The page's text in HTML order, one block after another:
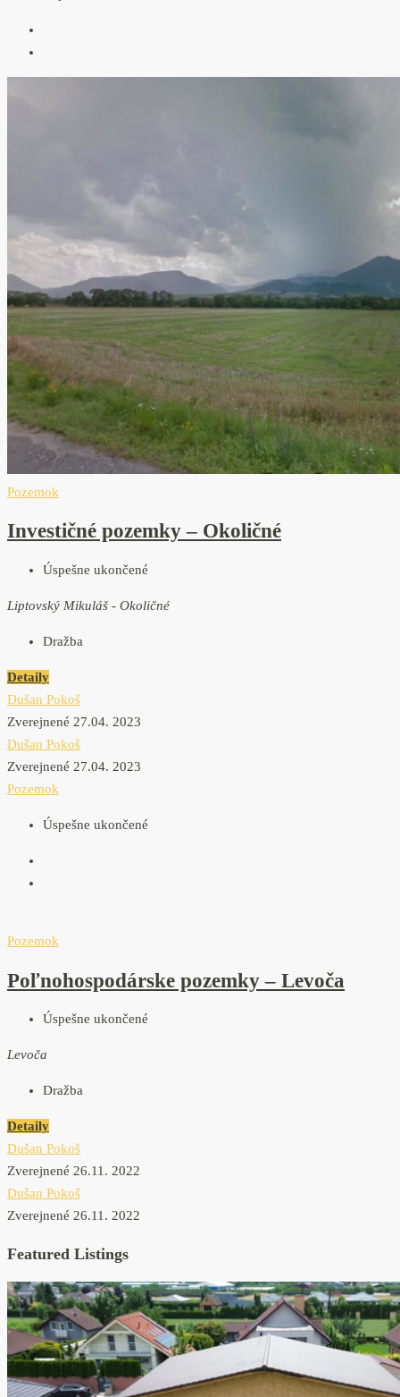
Pozemok
Investičné pozemky – Okoličné
Úspešne ukončené
Liptovský Mikuláš - Okoličné
Dražba
Detaily
Dušan Pokoš
Zverejnené 27.04. 2023
Dušan Pokoš
Zverejnené 27.04. 2023
Pozemok
Úspešne ukončené
Pozemok
Poľnohospodárske pozemky – Levoča
Úspešne ukončené
Levoča
Dražba
Detaily
Dušan Pokoš
Zverejnené 26.11. 2022
Dušan Pokoš
Zverejnené 26.11. 2022
Featured Listings